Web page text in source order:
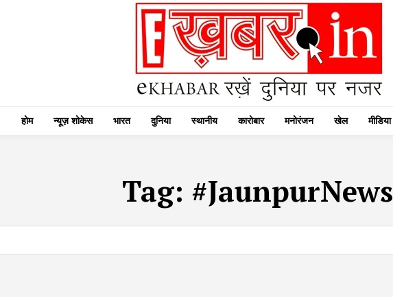
होम न्यूज़ शोकेस भारत दुनिया स्थानीय कारोबार मनोरंजन खेल मीडिया
Tag: #JaunpurNews